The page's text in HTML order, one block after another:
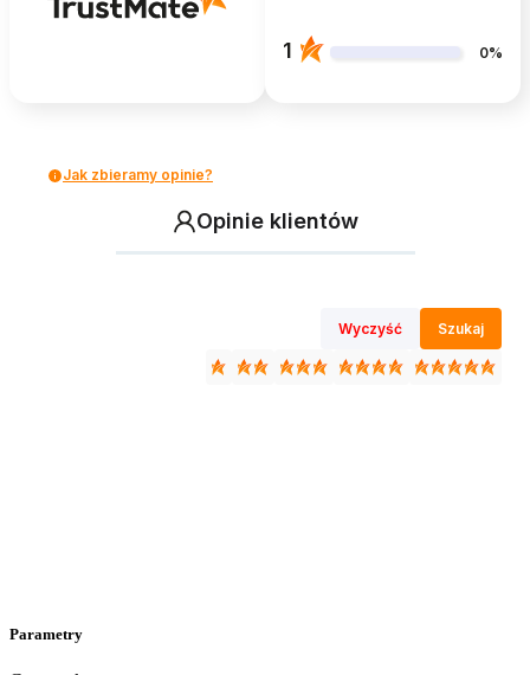
1 0%
Jak zbieramy opinie?
Opinie klientów
Wyczyść Szukaj
Parametry